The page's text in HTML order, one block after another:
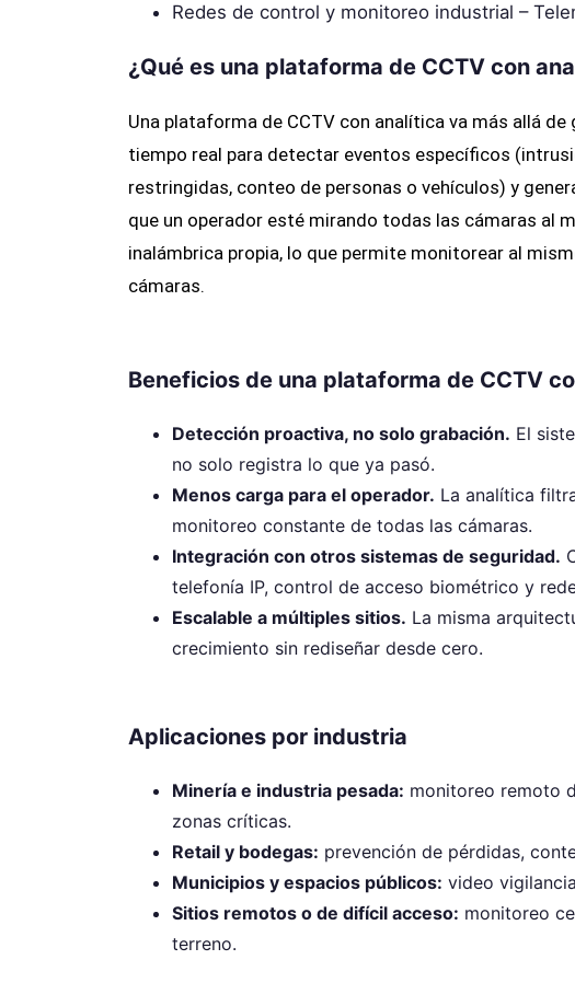
Redes de control y monitoreo industrial –
¿Qué es una plataforma de CCTV con
Una plataforma de CCTV con analítica va más allá
tiempo real para detectar eventos específicos
restringidas, conteo de personas o vehículos) y
que un operador esté mirando todas las cámaras al
inalámbrica propia, lo que permite monitorear al
cámaras.
Beneficios de una plataforma de CCTV
Detección proactiva, no solo grabación. El
no solo registra lo que ya pasó.
Menos carga para el operador. La analítica
monitoreo constante de todas las cámaras.
Integración con otros sistemas de seguridad.
telefonía IP, control de acceso biométrico y
Escalable a múltiples sitios. La misma
crecimiento sin rediseñar desde cero.
Aplicaciones por industria
Minería e industria pesada: monitoreo remoto
zonas críticas.
Retail y bodegas: prevención de pérdidas,
Municipios y espacios públicos: video
Sitios remotos o de difícil acceso: monitoreo
terreno.